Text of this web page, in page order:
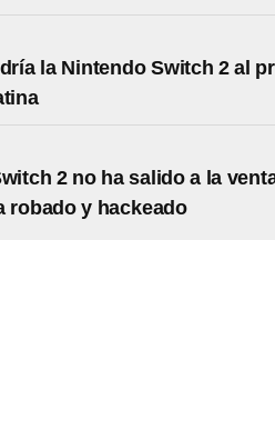
la Nintendo Switch 2 al
2 no ha salido a la
robado y hackeado